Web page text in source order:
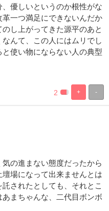
優しいというのか根性がな
一つ満足にできないんだか
し上がってきた源平のあと
んて、この人にはムリでし
使い物にならない人の典型
-
+
%
Complete
100%
Complete
2
の進まない態度だったから
場になって出来ませんとは
されたとしても、それとこ
まちゃんな、二代目ボンボ